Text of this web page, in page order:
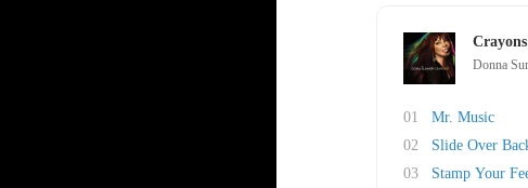
Crayons
Donna
01
Mr. Music
02
Slide Over
03
Stamp Your